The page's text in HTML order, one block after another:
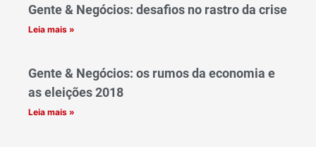
Gente & Negócios: desafios no rastro da crise
Leia mais »
Gente & Negócios: os rumos da economia e
as eleições 2018
Leia mais »